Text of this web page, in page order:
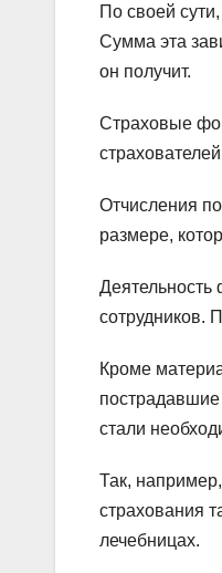
По своей
Сумма эта
он получит.
Страховые
Отчисления
размере,
Деятельность
сотрудников.
Кроме
стали
Так,
страхования
лечебницах.